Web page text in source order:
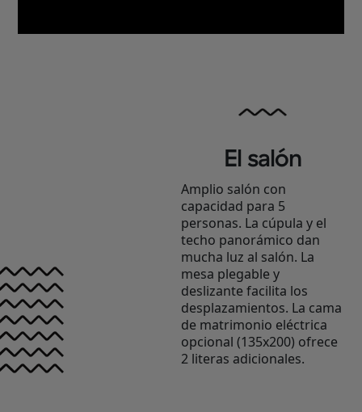
El salón
Amplio salón con
capacidad para 5
personas. La cúpula y el
techo panorámico dan
mucha luz al salón. La
mesa plegable y
deslizante facilita los
desplazamientos. La cama
de matrimonio eléctrica
opcional (135x200) ofrece
2 literas adicionales.